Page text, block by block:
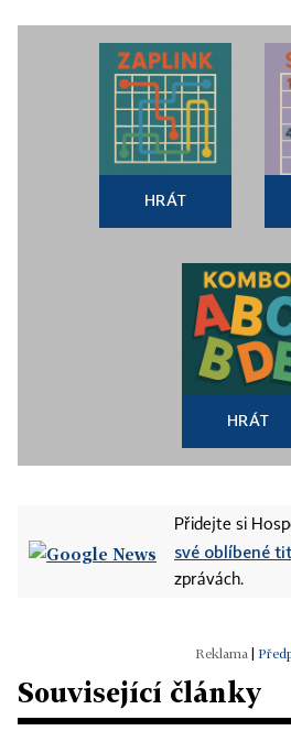
HRÁT
HRÁT
Přidejte si
své oblíbené
zprávách.
Související články